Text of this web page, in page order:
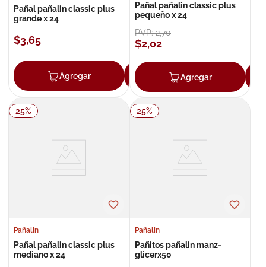
Pañal pañalin classic plus
grande x 24
$3,65
Agregar Agregar
Pañal pañalin classic plus
pequeño x 24
PVP:2,70
$2,02
Agregar
25%
Pañalin
Pañal pañalin classic plus
mediano x 24
25%
Pañalin
Pañitos pañalin manz-
glicerx50